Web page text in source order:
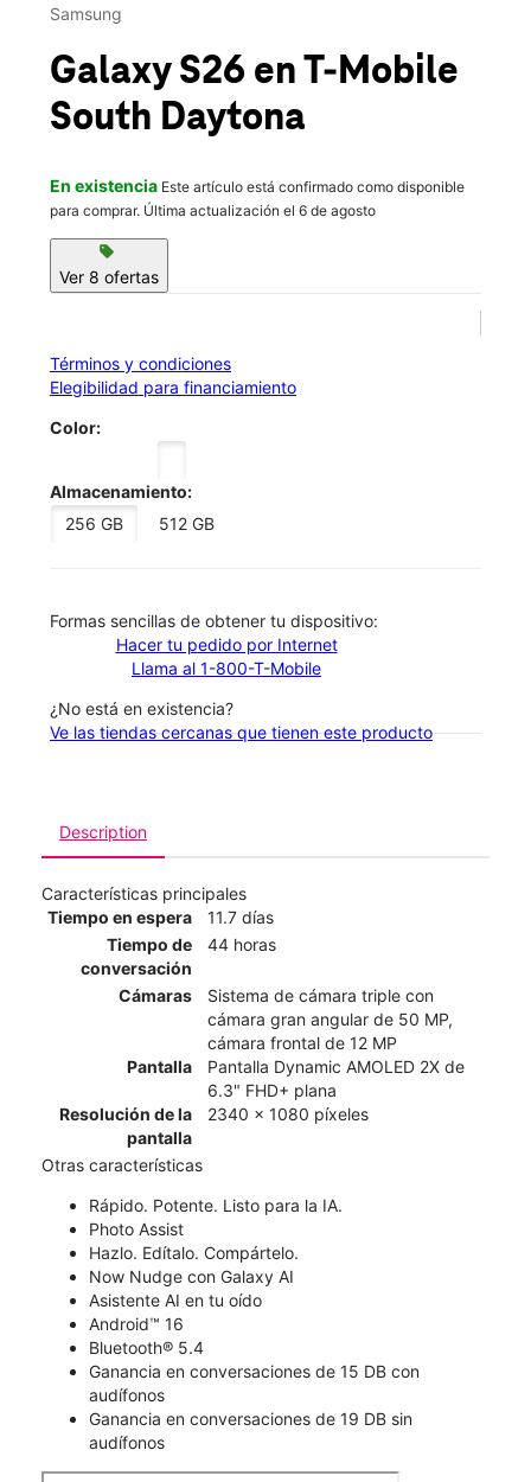
Mié.:10:00 a.m. a 8:00 p.m.
location_on
1551 S Nova Rd Daytona Beach, FL 32114
Samsung
Galaxy S26 en T-Mobile
South Daytona
En existencia Este artículo está confirmado como disponible
para comprar. Última actualización el 6 de agosto
sell
Ver 8 ofertas
Términos y condiciones
Elegibilidad para financiamiento
Color:
Almacenamiento:
256 GB
512 GB
​​​​​​​Formas sencillas de obtener tu dispositivo:
Hacer tu pedido por Internet
Llama al 1-800-T-Mobile
¿No está en existencia?
Ve las tiendas cercanas que tienen este producto
Description
Características principales
Tiempo en espera
11.7 días
Tiempo de
conversación
44 horas
Cámaras
Sistema de cámara triple con
cámara gran angular de 50 MP,
cámara frontal de 12 MP
Pantalla
Pantalla Dynamic AMOLED 2X de
6.3" FHD+ plana
Resolución de la
pantalla
2340 x 1080 píxeles
Otras características
Rápido. Potente. Listo para la IA.
Photo Assist
Hazlo. Edítalo. Compártelo.
Now Nudge con Galaxy AI
Asistente AI en tu oído
Android™ 16
Bluetooth® 5.4
Ganancia en conversaciones de 15 DB con
audífonos
Ganancia en conversaciones de 19 DB sin
audífonos